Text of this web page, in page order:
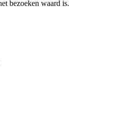
bezoeken waard is.